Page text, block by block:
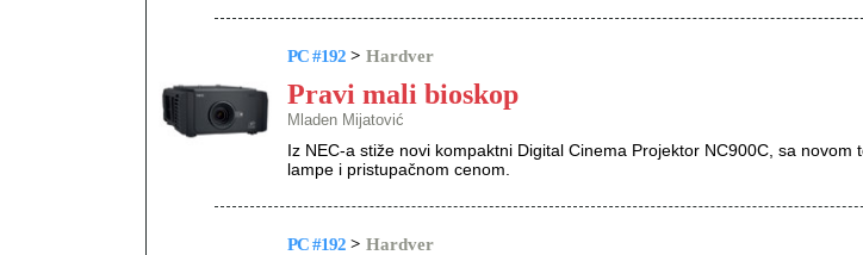
PC #192 > Hardver
Pravi mali bioskop
Mladen Mijatović
Iz NEC-a stiže novi kompaktni Digital Cinema Projektor NC900C, sa novom
lampe i pristupačnom cenom.
PC #192 > Hardver